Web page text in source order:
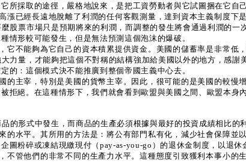
採取的途徑，嚴格地說來，是把工資勞動者與它試圖捆在它自
經長遠地脫離了利潤的任何客觀測量，達到資本主義制度下
股票市場只是預期將來的利潤，而調整的發生將會通過利潤的
情形較可能發生，但是無法預測這個泡沫的爆破。
能夠為它自己的資本積累提供資金。美國的儲蓄率是非常低
力量，才能夠把這個不對稱的結構強加給美國以外的地方，感
的：這個模式決不能推廣到整個帝國主義中心去。
宰，特別是美國的貨幣主宰。因此，很可能的是美國的較慢
絕。在這種情形下，我們就會看到歐盟與美國之間、歐盟本身
的形式中發生，而商品的生產必須根據與最好的投資成績相比的
平。其所用的方法是：將公有部門私有化，減少社會保障並
粉碎或凍結現繳現付（pay-as-you-go）的退休金制度，以退休
他們的非常不同的生產力水平。這種態度引致獲利本事小的